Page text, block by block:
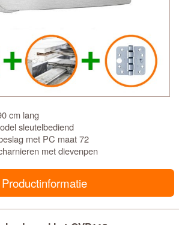
cm lang
sleutelbediend
met PC maat 72
met dievenpen
Productinformatie